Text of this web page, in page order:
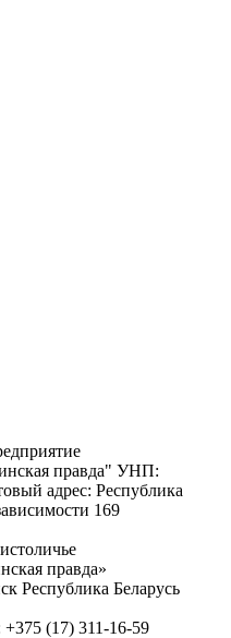
правда" УНП:
адрес: Республика
169
правда»
Республика Беларусь
+375 (17) 311-16-59